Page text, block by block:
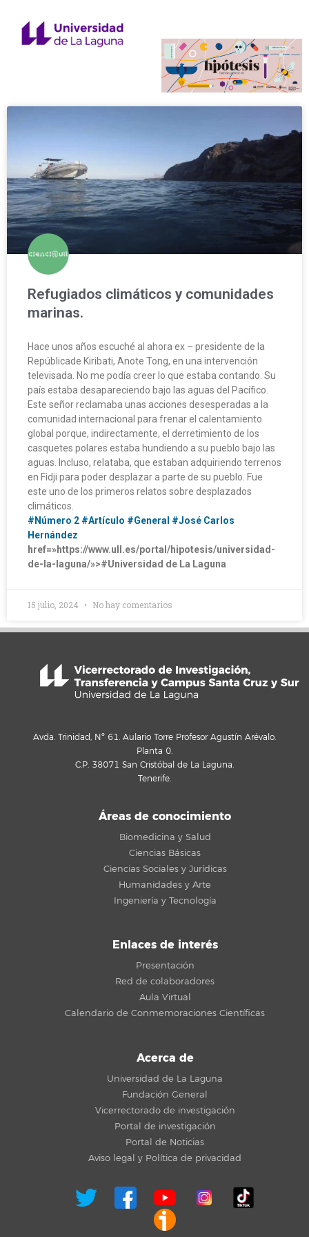
Refugiados climáticos y comunidades
marinas.
Hace unos años escuché al ahora ex – presidente de la
Repúblicade Kiribati, Anote Tong, en una intervención
televisada. No me podía creer lo que estaba contando. Su
país estaba desapareciendo bajo las aguas del Pacífico.
Este señor reclamaba unas acciones desesperadas a la
comunidad internacional para frenar el calentamiento
global porque, indirectamente, el derretimiento de los
casquetes polares estaba hundiendo a su pueblo bajo las
aguas. Incluso, relataba, que estaban adquiriendo terrenos
en Fidji para poder desplazar a parte de su pueblo. Fue
este uno de los primeros relatos sobre desplazados
climáticos.
#Número 2 #Artículo #General #José Carlos
Hernández
href=»https://www.ull.es/portal/hipotesis/universidad-
de-la-laguna/»>#Universidad de La Laguna
15 julio, 2024 No hay comentarios
Avda. Trinidad, Nº 61. Aulario Torre Profesor Agustín Arévalo.
Planta 0.
C.P. 38071 San Cristóbal de La Laguna.
Tenerife.
Áreas de conocimiento
Biomedicina y Salud
Ciencias Básicas
Ciencias Sociales y Jurídicas
Humanidades y Arte
Ingeniería y Tecnología
Enlaces de interés
Presentación
Red de colaboradores
Aula Virtual
Calendario de Conmemoraciones Científicas
Acerca de
Universidad de La Laguna
Fundación General
Vicerrectorado de investigación
Portal de investigación
Portal de Noticias
Aviso legal y Política de privacidad